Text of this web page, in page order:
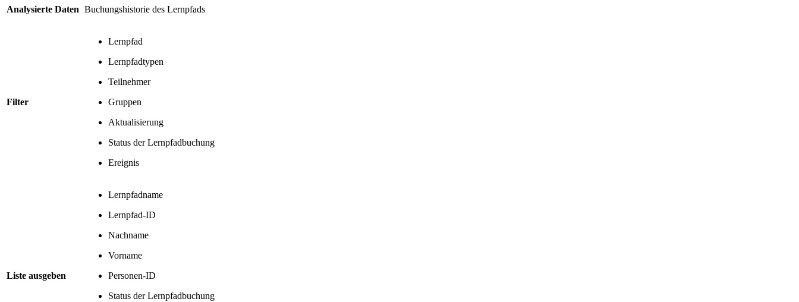
Analysierte Daten Buchungshistorie des Lernpfads
Filter
Lernpfad
Lernpfadtypen
Teilnehmer
Gruppen
Aktualisierung
Status der Lernpfadbuchung
Ereignis
Liste ausgeben
Lernpfadname
Lernpfad-ID
Nachname
Vorname
Personen-ID
Status der Lernpfadbuchung